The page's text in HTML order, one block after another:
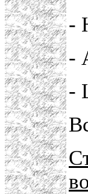
-
-
-